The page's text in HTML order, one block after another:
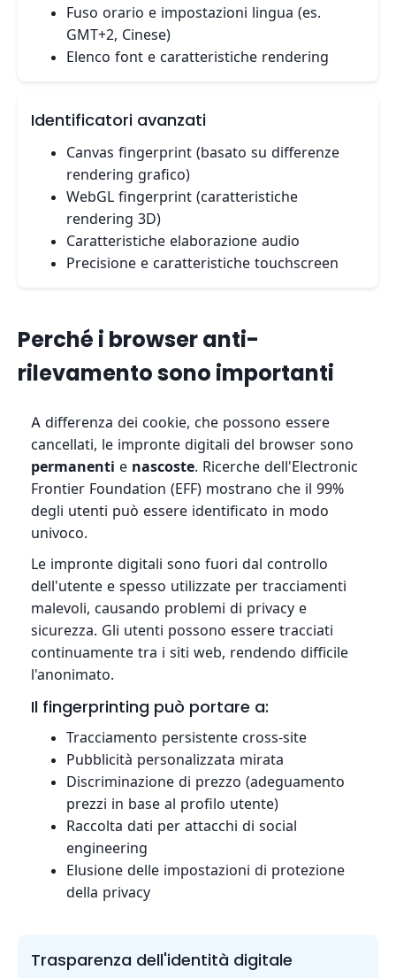
Fuso orario e impostazioni lingua (es.
GMT+2, Cinese)
Elenco font e caratteristiche rendering
Identificatori avanzati
Canvas fingerprint (basato su differenze
rendering grafico)
WebGL fingerprint (caratteristiche
rendering 3D)
Caratteristiche elaborazione audio
Precisione e caratteristiche touchscreen
Perché i browser anti-
rilevamento sono importanti
A differenza dei cookie, che possono essere
cancellati, le impronte digitali del browser sono
permanenti e nascoste. Ricerche dell'Electronic
Frontier Foundation (EFF) mostrano che il 99%
degli utenti può essere identificato in modo
univoco.
Le impronte digitali sono fuori dal controllo
dell'utente e spesso utilizzate per tracciamenti
malevoli, causando problemi di privacy e
sicurezza. Gli utenti possono essere tracciati
continuamente tra i siti web, rendendo difficile
l'anonimato.
Il fingerprinting può portare a:
Tracciamento persistente cross-site
Pubblicità personalizzata mirata
Discriminazione di prezzo (adeguamento
prezzi in base al profilo utente)
Raccolta dati per attacchi di social
engineering
Elusione delle impostazioni di protezione
della privacy
Trasparenza dell'identità digitale